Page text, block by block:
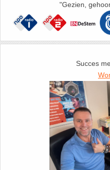
"Gezien,
Succes
25. Oppervlakte trapezium
28. Procenten
29. Romeinse cijfers
31. Sinusregel